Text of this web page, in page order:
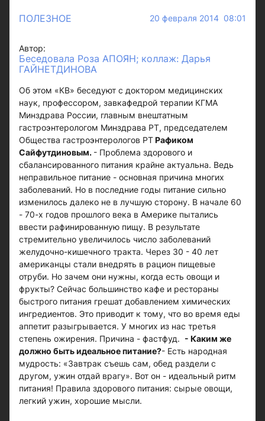
ПОЛЕЗНОЕ 20 февраля 2014 08:01
Автор:
Беседовала Роза АПОЯН; коллаж: Дарья
ГАЙНЕТДИНОВА
Об этом «КВ» беседуют с доктором медицинских
наук, профессором, завкафедрой терапии КГМА
Минздрава России, главным внештатным
гастроэнтерологом Минздрава РТ, председателем
Общества гастроэнтерологов РТРафиком
Сайфутдиновым. - Проблема здорового и
сбалансированного питания крайне актуальна. Ведь
неправильное питание - основная причина многих
заболеваний. Но в последние годы питание сильно
изменилось далеко не в лучшую сторону. В начале 60
- 70-х годов прошлого века в Америке пытались
ввести рафинированную пищу. В результате
стремительно увеличилось число заболеваний
желудочно-кишечного тракта. Через 30 - 40 лет
американцы стали внедрять в рацион пищевые
отруби. Но зачем они нужны, когда есть овощи и
фрукты? Сейчас большинство кафе и рестораны
быстрого питания грешат добавлением химических
ингредиентов. Это приводит к тому, что во время еды
аппетит разыгрывается. У многих из нас третья
степень ожирения. Причина - фастфуд. - Каким же
должно быть идеальное питание?- Есть народная
мудрость: «Завтрак съешь сам, обед раздели с
другом, ужин отдай врагу». Вот он - идеальный ритм
питания! Правила здорового питания: сырые овощи,
легкий ужин, хорошие мысли.